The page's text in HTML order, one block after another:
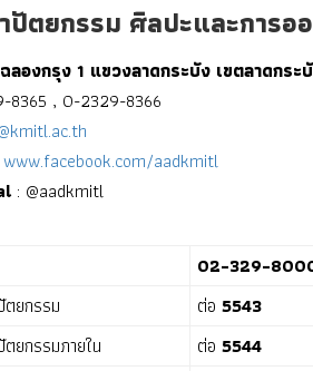
ตยกรรม ศิลปะและการอ
ลองกรุง 1 แขวงลาดกระบัง เขตลาดกร
8365 , 0-2329-8366
www.facebook.com/aadkmitl
: @aadkmitl
02-329-
ตยกรรม
ต่อ 5543
ยกรรมภายใน
ต่อ 5544